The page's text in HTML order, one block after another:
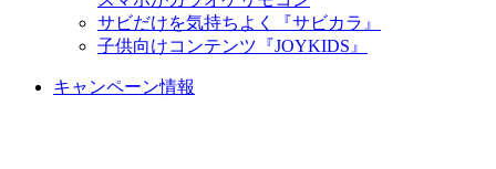
サビだけを気持ちよく『サビカラ』
子供向けコンテンツ『JOYKIDS』
キャンペーン情報